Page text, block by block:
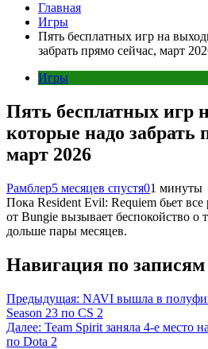
Главная
Игры
Пять бесплатных игр на
забрать прямо сейчас, март
Игры
Пять бесплатных игр
которые надо забрать
март 2026
Рамблер5 месяцев спустя01 минуты
Пока Resident Evil: Requiem бьет
от Bungie вызывает беспокойство о
дольше пары месяцев.
Навигация по записям
Предыдущая: NAVI вышла в
Season 23 по CS 2
Далее: Team Spirit заняла 4-е место
по Dota 2